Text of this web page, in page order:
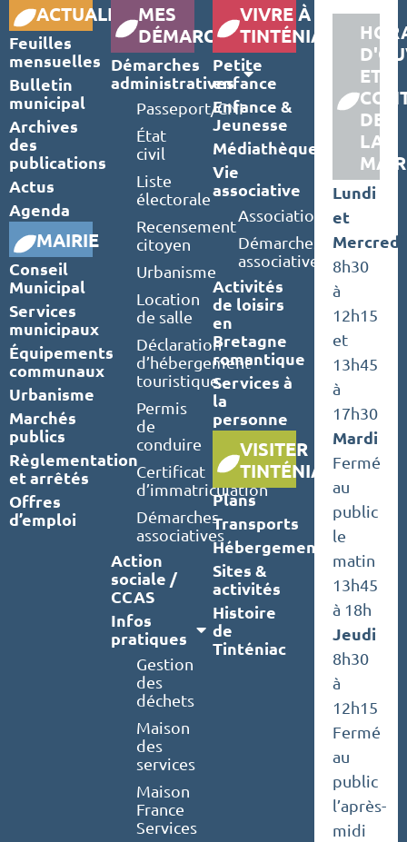
ACTUALITÉS
Feuilles
mensuelles
Bulletin
municipal
Archives
des
publications
Actus
Agenda
MAIRIE
Conseil
Municipal
Services
municipaux
Équipements
communaux
Urbanisme
Marchés
publics
Règlementation
et arrêtés
Offres
d’emploi
MES
DÉMARCHES
Démarches
administratives
Passeport/CNI
État
civil
Liste
électorale
Recensement
citoyen
Urbanisme
Location
de salle
Déclaration
d’hébergement
touristique
Permis
de
conduire
Certificat
d’immatriculation
Démarches
associatives
Action
sociale /
CCAS
Infos
pratiques
Gestion
des
déchets
Maison
des
services
Maison
France
Services
VIVRE À
TINTÉNIAC
Petite
enfance
Enfance &
Jeunesse
Médiathèque
Vie
associative
Associations
Démarches
associatives
Activités
de loisirs
en
Bretagne
romantique
Services à
la
personne
VISITER
TINTÉNIAC
Plans
Transports
Hébergements
Sites &
activités
Histoire
de
Tinténiac
ET
DE
LA
Lundi
et
Mercredi
8h30
à
12h15
et
13h45
à
17h30
Mardi
Fermé
au
public
le
matin
13h45
à 18h
Jeudi
8h30
à
12h15
Fermé
au
public
l’après-
midi